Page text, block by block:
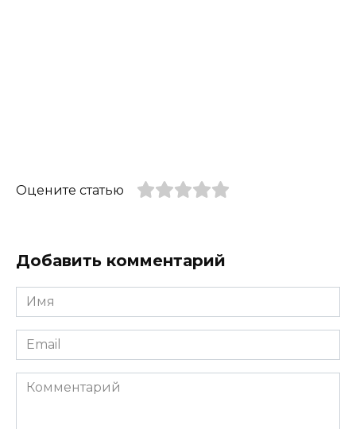
Оцените статью
Добавить комментарий
Имя
*
Email
*
Комментарий